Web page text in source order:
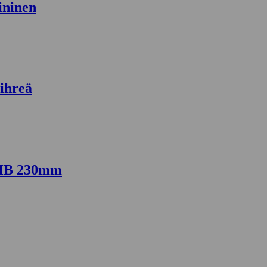
230mm